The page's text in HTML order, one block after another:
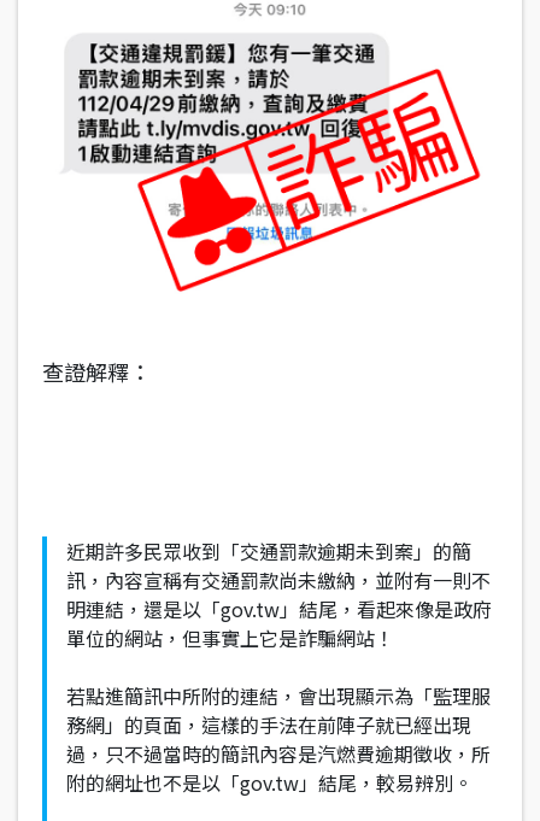
查證解釋：
近期許多民眾收到「交通罰款逾期未到案」的簡
訊，內容宣稱有交通罰款尚未繳納，並附有一則不
明連結，還是以「gov.tw」結尾，看起來像是政府
單位的網站，但事實上它是詐騙網站！
若點進簡訊中所附的連結，會出現顯示為「監理服
務網」的頁面，這樣的手法在前陣子就已經出現
過，只不過當時的簡訊內容是汽燃費逾期徵收，所
附的網址也不是以「gov.tw」結尾，較易辨別。